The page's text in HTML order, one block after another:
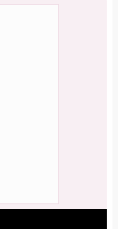
ilk adımını attı.